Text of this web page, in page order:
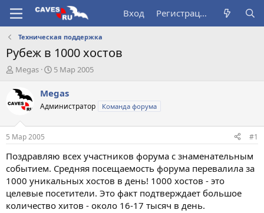
Вход Регистрация
Техническая поддержка
Рубеж в 1000 хостов
А
т
о
т
е
м
ы
Megas
Д
т
а
н
а
л
а
5 Мар 2005
Megas
Администратор Команда форума
5 Мар 2005 #1
Поздравляю всех участников форума с знаменательным
событием. Средняя посещаемость форума перевалила за
1000 уникальных хостов в день! 1000 хостов - это
целевые посетители. Это факт подтверждает большое
количество хитов - около 16-17 тысяч в день.